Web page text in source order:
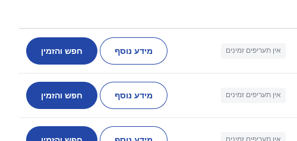
אין תעריפים זמינים מידע נוסף חפש והזמין
אין תעריפים זמינים מידע נוסף חפש והזמין